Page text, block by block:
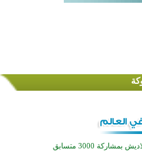
القرآن الكريم في أزناكاييف
وبناء الشخصية للشباب المسلمين
3000 متسابق